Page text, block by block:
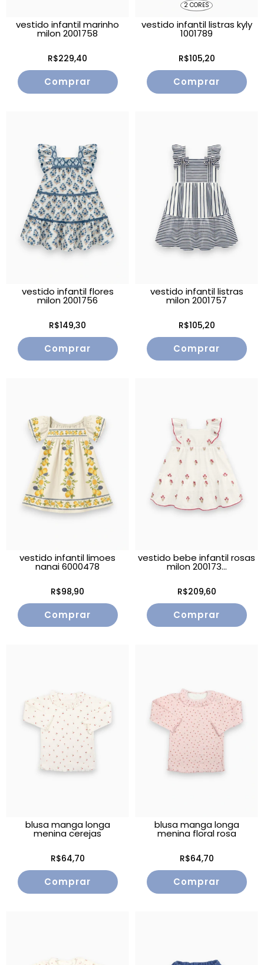
vestido infantil marinho
milon 2001758
R$229,40
Comprar
2 CORES
vestido infantil listras kyly
1001789
R$105,20
Comprar
vestido infantil flores
milon 2001756
R$149,30
Comprar
vestido infantil listras
milon 2001757
R$105,20
Comprar
vestido infantil limoes
nanai 6000478
R$98,90
Comprar
vestido bebe infantil rosas
milon 200173...
R$209,60
Comprar
blusa manga longa
menina cerejas
R$64,70
Comprar
blusa manga longa
menina floral rosa
R$64,70
Comprar